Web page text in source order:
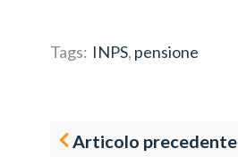
Tags: INPS, pensione
Articolo precedente